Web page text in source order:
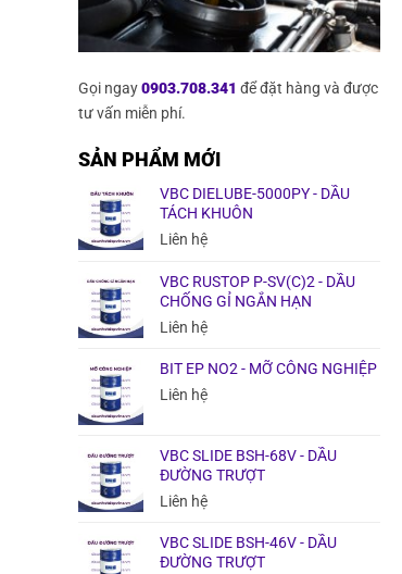
Gọi ngay0903.708.341 để đặt hàng và được
tư vấn miễn phí.
SẢN PHẨM MỚI
VBC DIELUBE-5000PY - DẦU
TÁCH KHUÔN
Liên hệ
VBC RUSTOP P-SV(C)2 - DẦU
CHỐNG GỈ NGẮN HẠN
Liên hệ
BIT EP NO2 - MỠ CÔNG NGHIỆP
Liên hệ
VBC SLIDE BSH-68V - DẦU
ĐƯỜNG TRƯỢT
Liên hệ
VBC SLIDE BSH-46V - DẦU
ĐƯỜNG TRƯỢT